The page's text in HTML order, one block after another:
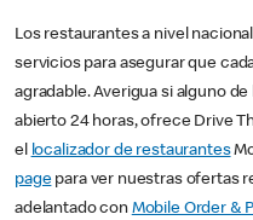
Los restaurantes a nivel
servicios para asegurar que
agradable. Averigua si alguno
abierto 24 horas, ofrece Drive
el localizador de restaurantes
pagepara ver nuestras ofertas
adelantado con Mobile Order &